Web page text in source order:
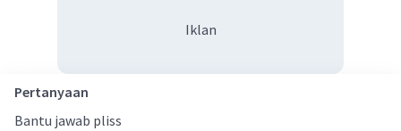
Iklan
Pertanyaan
Bantu jawab pliss